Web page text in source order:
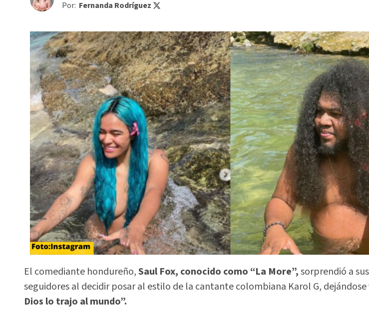
Por: Fernanda Rodríguez
El comediante hondureño,Saul Fox, conocido como “La More”,sorprendió a
seguidores al decidir posar al estilo de la cantante colombiana Karol G, dejándose
Dios lo trajo al mundo”.